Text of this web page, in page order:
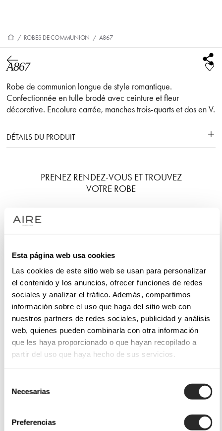
Esta página web usa cookies
Las cookies de este sitio web se usan para personalizar
el contenido y los anuncios, ofrecer funciones de redes
sociales y analizar el tráfico. Además, compartimos
información sobre el uso que haga del sitio web con
nuestros partners de redes sociales, publicidad y análisis
web, quienes pueden combinarla con otra información
que les haya proporcionado o que hayan recopilado a
partir del uso que haya hecho de sus servicios.
Necesarias
Preferencias
/ ROBES DE COMMUNION / A867
A867
Robe de communion longue de style romantique.
Confectionnée en tulle brodé avec ceinture et fleur
décorative. Encolure carrée, manches trois-quarts et dos en V.
DÉTAILS DU PRODUIT
PRENEZ RENDEZ-VOUS ET TROUVEZ
VOTRE ROBE